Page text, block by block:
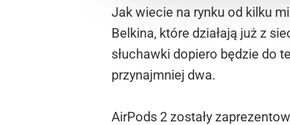
Jak wiecie na rynku od kilku
Belkina, które działają już z
słuchawki dopiero będzie do
przynajmniej dwa.
AirPods 2 zostały